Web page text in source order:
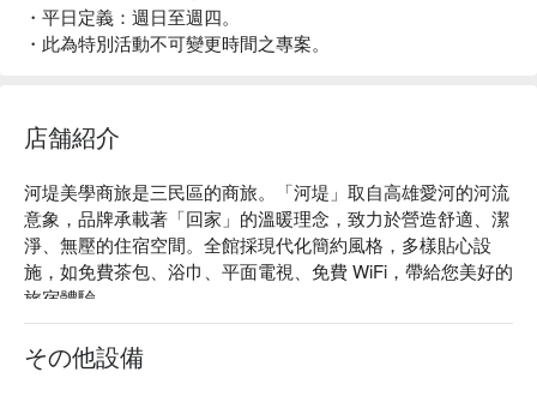
・平日定義：週日至週四。
・此為特別活動不可變更時間之專案。
店舗紹介
河堤美學商旅是三民區的商旅。「河堤」取自高雄愛河的河流
意象，品牌承載著「回家」的溫暖理念，致力於營造舒適、潔
淨、無壓的住宿空間。全館採現代化簡約風格，多樣貼心設
施，如免費茶包、浴巾、平面電視、免費 WiFi，帶給您美好的
旅宿體驗。
河堤美學商旅評價：Google 4.1 星
河堤美學商旅推薦：近瑞豐夜市、六合觀光夜市、愛河之心、
中都生態園區 ( 愛河畔 )、高雄市立美術館及漢神巨蛋商圈。
その他設備